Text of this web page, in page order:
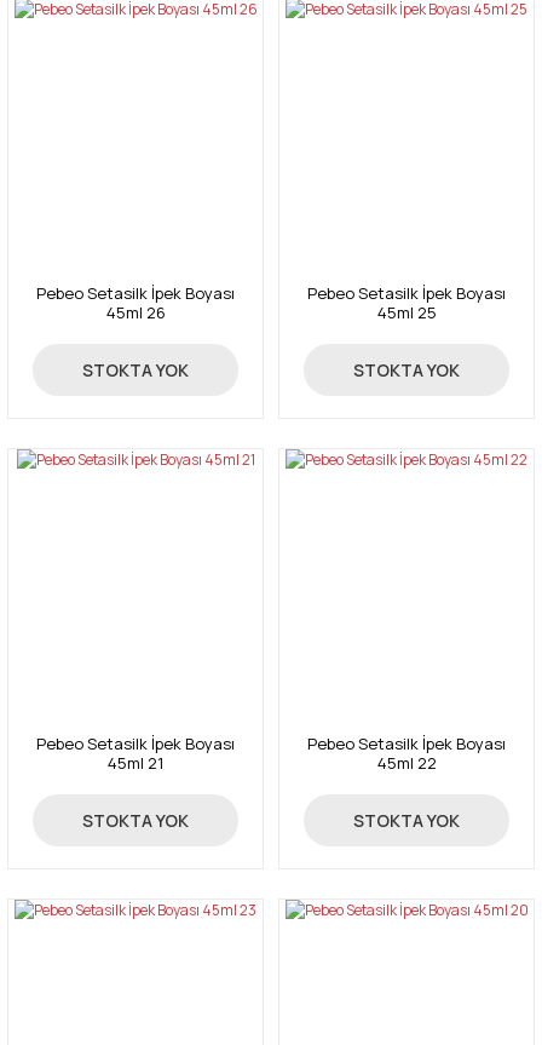
Pebeo Setasilk İpek Boyası
45ml 26
59,50 TL
STOKTA YOK
Pebeo Setasilk İpek Boyası
45ml 25
59,50 TL
STOKTA YOK
Pebeo Setasilk İpek Boyası
45ml 21
59,50 TL
STOKTA YOK
Pebeo Setasilk İpek Boyası
45ml 22
59,50 TL
STOKTA YOK